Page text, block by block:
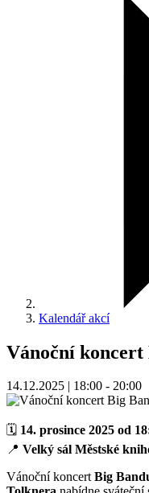
Kalendář akcí
Vánoční koncert
14.12.2025 | 18:00 - 20:00
🗓 14. prosince 2025 od
📍 Velký sál Městské
Vánoční koncertBig